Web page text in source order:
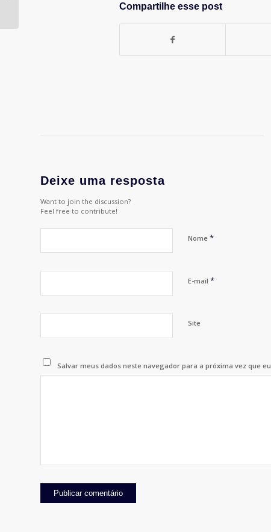
Compartilhe esse post
Deixe uma resposta
Want to join the discussion?
Feel free to contribute!
Nome *
E-mail *
Site
Salvar meus dados neste navegador para a próxima vez que